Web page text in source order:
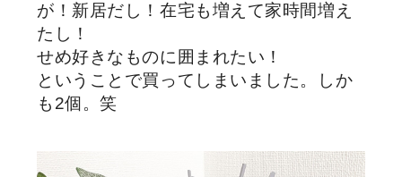
が！新居だし！在宅も増えて家時間増え
たし！
せめ好きなものに囲まれたい！
ということで買ってしまいました。しか
も2個。笑